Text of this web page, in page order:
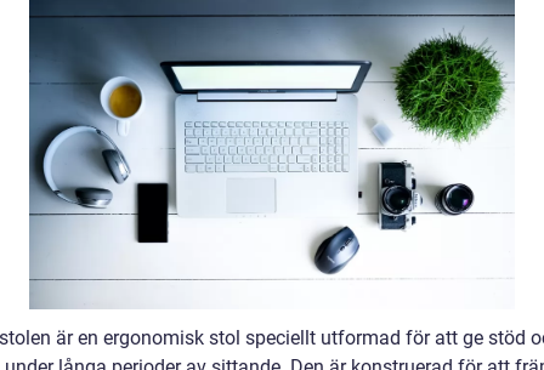
är en ergonomisk stol speciellt utformad för att ge stöd